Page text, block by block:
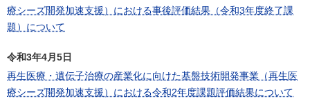
療シーズ開発加速支援）における事後評価結果（令和3年度終了課
題）について
令和3年4月5日
再生医療・遺伝子治療の産業化に向けた基盤技術開発事業（再生医
療シーズ開発加速支援）における令和2年度課題評価結果について